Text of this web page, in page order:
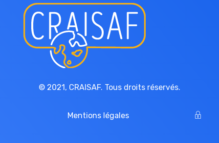
© 2021, CRAISAF. Tous droits réservés.
Mentions légales